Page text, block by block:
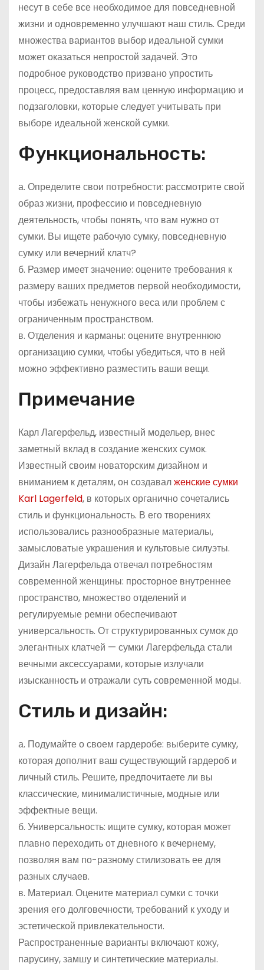
несут в себе все необходимое для повседневной
жизни и одновременно улучшают наш стиль. Среди
множества вариантов выбор идеальной сумки
может оказаться непростой задачей. Это
подробное руководство призвано упростить
процесс, предоставляя вам ценную информацию и
подзаголовки, которые следует учитывать при
выборе идеальной женской сумки.
Функциональность:
а. Определите свои потребности: рассмотрите свой
образ жизни, профессию и повседневную
деятельность, чтобы понять, что вам нужно от
сумки. Вы ищете рабочую сумку, повседневную
сумку или вечерний клатч?
б. Размер имеет значение: оцените требования к
размеру ваших предметов первой необходимости,
чтобы избежать ненужного веса или проблем с
ограниченным пространством.
в. Отделения и карманы: оцените внутреннюю
организацию сумки, чтобы убедиться, что в ней
можно эффективно разместить ваши вещи.
Примечание
Карл Лагерфельд, известный модельер, внес
заметный вклад в создание женских сумок.
Известный своим новаторским дизайном и
вниманием к деталям, он создавалженские сумки
Karl Lagerfeld, в которых органично сочетались
стиль и функциональность. В его творениях
использовались разнообразные материалы,
замысловатые украшения и культовые силуэты.
Дизайн Лагерфельда отвечал потребностям
современной женщины: просторное внутреннее
пространство, множество отделений и
регулируемые ремни обеспечивают
универсальность. От структурированных сумок до
элегантных клатчей — сумки Лагерфельда стали
вечными аксессуарами, которые излучали
изысканность и отражали суть современной моды.
Стиль и дизайн:
а. Подумайте о своем гардеробе: выберите сумку,
которая дополнит ваш существующий гардероб и
личный стиль. Решите, предпочитаете ли вы
классические, минималистичные, модные или
эффектные вещи.
б. Универсальность: ищите сумку, которая может
плавно переходить от дневного к вечернему,
позволяя вам по-разному стилизовать ее для
разных случаев.
в. Материал. Оцените материал сумки с точки
зрения его долговечности, требований к уходу и
эстетической привлекательности.
Распространенные варианты включают кожу,
парусину, замшу и синтетические материалы.